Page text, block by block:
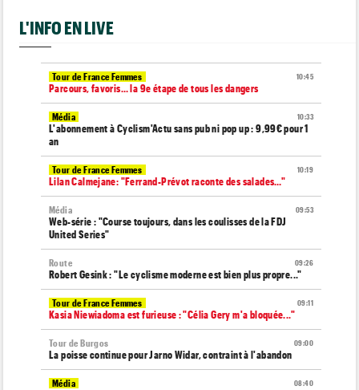
L'INFO EN LIVE
10:45
Tour de France Femmes
Parcours, favoris… la 9e étape de tous les dangers
10:33
Média
L'abonnement à Cyclism'Actu sans pub ni pop up : 9,99€ pour 1
an
10:19
Tour de France Femmes
Lilan Calmejane: "Ferrand-Prévot raconte des salades…"
09:53
Média
Web-série : "Course toujours, dans les coulisses de la FDJ
United Series"
09:26
Route
Robert Gesink : "Le cyclisme moderne est bien plus propre..."
09:11
Tour de France Femmes
Kasia Niewiadoma est furieuse : "Célia Gery m'a bloquée..."
09:00
Tour de Burgos
La poisse continue pour Jarno Widar, contraint à l'abandon
08:40
Média